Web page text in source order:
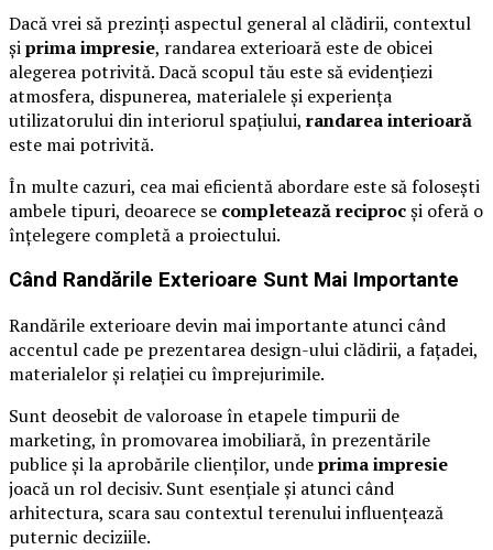
Dacă vrei să prezinți aspectul general al clădirii, contextul
șiprima impresie, randarea exterioară este de obicei
alegerea potrivită. Dacă scopul tău este să evidențiezi
atmosfera, dispunerea, materialele și experiența
utilizatorului din interiorul spațiului, randarea interioară
este mai potrivită.
În multe cazuri, cea mai eficientă abordare este să folosești
ambele tipuri, deoarece se completează reciprocși oferă o
înțelegere completă a proiectului.
Când Randările Exterioare Sunt Mai Importante
Randările exterioare devin mai importante atunci când
accentul cade pe prezentarea design-ului clădirii, a fațadei,
materialelor și relației cu împrejurimile.
Sunt deosebit de valoroase în etapele timpurii de
marketing, în promovarea imobiliară, în prezentările
publice și la aprobările clienților, undeprima impresie
joacă un rol decisiv. Sunt esențiale și atunci când
arhitectura, scara sau contextul terenului influențează
puternic deciziile.